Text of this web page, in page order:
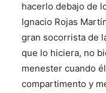
hacerlo debajo de
Ignacio Rojas
gran socorrista de
que lo hiciera, no
menester cuando
compartimento y